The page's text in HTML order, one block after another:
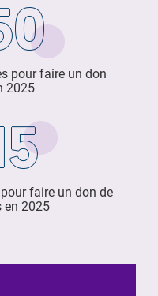
pour faire un don
2025
faire un don de
en 2025